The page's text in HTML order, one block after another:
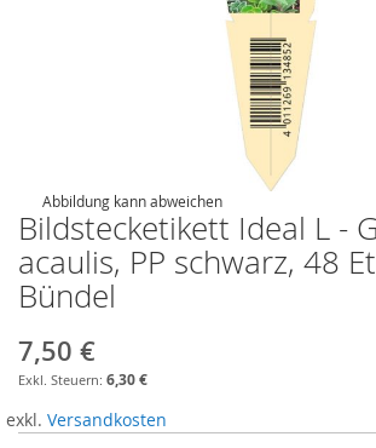
Abbildung kann abweichen
Bildstecketikett Ideal L -
acaulis, PP schwarz, 48
Bündel
7,50 €
6,30 €
exkl. Versandkosten